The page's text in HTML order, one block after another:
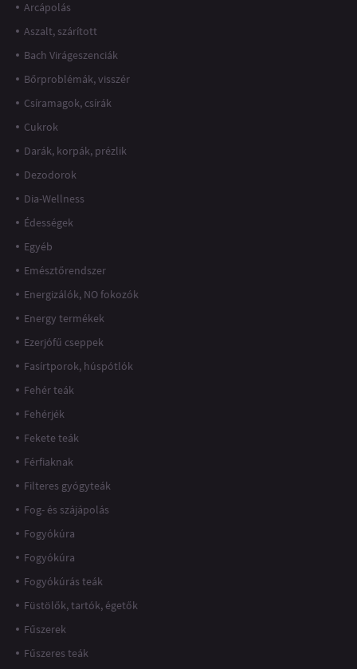
Arcápolás
Aszalt, szárított
Bach Virágeszenciák
Bőrproblémák, visszér
Csíramagok, csírák
Cukrok
Darák, korpák, prézlik
Dezodorok
Dia-Wellness
Édességek
Egyéb
Emésztőrendszer
Energizálók, NO fokozók
Energy termékek
Ezerjófű cseppek
Fasírtporok, húspótlók
Fehér teák
Fehérjék
Fekete teák
Férfiaknak
Filteres gyógyteák
Fog- és szájápolás
Fogyókúra
Fogyókúra
Fogyókúrás teák
Füstölők, tartók, égetők
Fűszerek
Fűszeres teák